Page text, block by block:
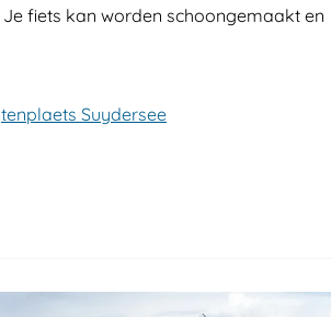
fiets kan worden schoongemaakt en
Suydersee